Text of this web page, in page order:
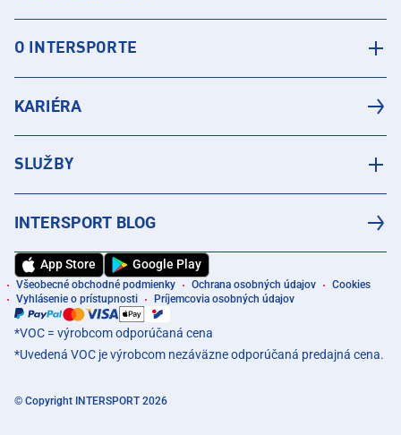
O INTERSPORTE
KARIÉRA
SLUŽBY
INTERSPORT BLOG
App Store Google Play
Všeobecné obchodné podmienky Ochrana osobných údajov
Cookies
Vyhlásenie o prístupnosti
Príjemcovia osobných údajov
*VOC = výrobcom odporúčaná cena
*Uvedená VOC je výrobcom nezáväzne odporúčaná predajná cena.
© Copyright INTERSPORT 2026